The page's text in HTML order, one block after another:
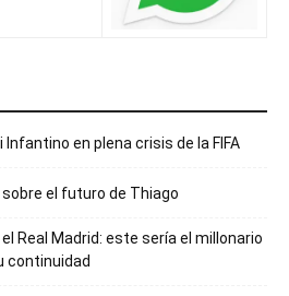
Infantino en plena crisis de la FIFA
el futuro de Thiago
Real Madrid: este sería el millonario
continuidad